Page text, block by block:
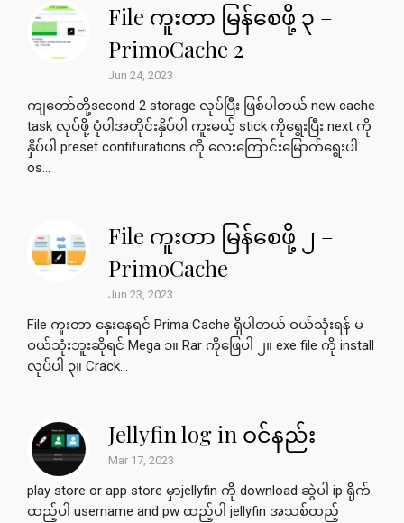
File ကူးတာ မြန်စေဖို့ ၃ –
PrimoCache 2
Jun 24, 2023
ကျတော်တို့second 2 storage လုပ်ပြီး ဖြစ်ပါတယ် new cache
task လုပ်ဖို့ ပုံပါအတိုင်းနှိပ်ပါ ကူးမယ့် stick ကိုရွေးပြီး next ကို
နှိပ်ပါ preset confifurations ကို လေးကြောင်းမြောက်ရွေးပါ
os...
File ကူးတာ မြန်စေဖို့ ၂ –
PrimoCache
Jun 23, 2023
File ကူးတာ နှေးနေရင် Prima Cache ရှိပါတယ် ဝယ်သုံးရန် မ
ဝယ်သုံးဘူးဆိုရင် Mega ၁။ Rar ကိုဖြေပါ ၂။ exe file ကို install
လုပ်ပါ ၃။ Crack...
Jellyfin log in ဝင်နည်း
Mar 17, 2023
play store or app store မှာjellyfin ကို download ဆွဲပါ ip ရိုက်
ထည့်ပါ username and pw ထည့်ပါ jellyfin အသစ်ထည့်